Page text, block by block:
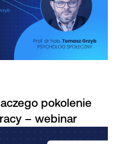
pokolenie
– webinar